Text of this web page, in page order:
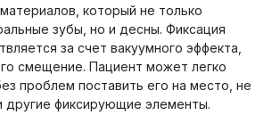
который не только
зубы, но и десны. Фиксация
за счет вакуумного эффекта,
смещение. Пациент может легко
проблем поставить его на место, не
другие фиксирующие элементы.